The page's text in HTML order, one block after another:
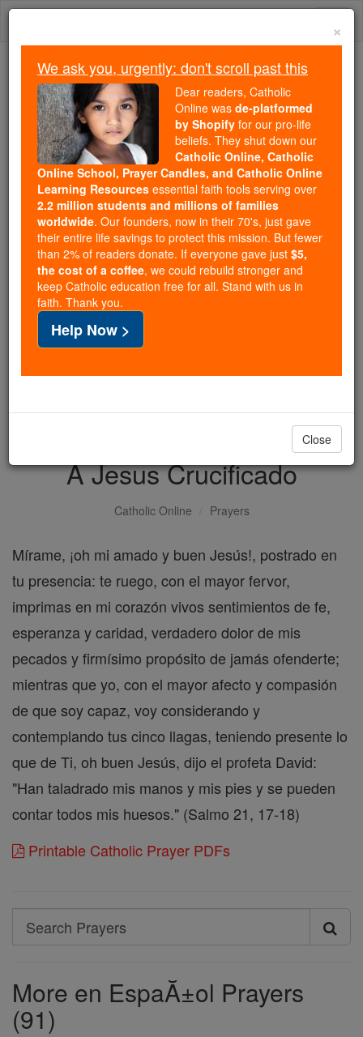
Skip
Because of You, 2.2 Million
Students Are Being Formed in the
Faith
Because of generous supporters like you,
Catholic Online School has already delivered
free, faithful Catholic education to over 2.2
million students across 193 countries. In an age
of noise and algorithms, you are helping form
souls with truth, prayer, Scripture, and Christ.
If everyone who reads this gave just $5 — the
cost of a coffee — we could reach even more
families and keep this life-changing formation
free for all. Be Courageous. Be Catholic. Stand
with us today.
DONATE TODAY >
A Jesus Crucificado
Catholic Online Prayers
Mírame, ¡oh mi amado y buen Jesús!, postrado en
tu presencia: te ruego, con el mayor fervor,
imprimas en mi corazón vivos sentimientos de fe,
esperanza y caridad, verdadero dolor de mis
pecados y firmísimo propósito de jamás ofenderte;
mientras que yo, con el mayor afecto y compasión
de que soy capaz, voy considerando y
contemplando tus cinco llagas, teniendo presente lo
que de Ti, oh buen Jesús, dijo el profeta David:
"Han taladrado mis manos y mis pies y se pueden
contar todos mis huesos." (Salmo 21, 17-18)
Printable Catholic Prayer PDFs
Search
Search
More en EspaĂ±ol Prayers
(91)
×
We ask you, urgently: don't scroll past this
Dear readers, Catholic
Online was de-platformed
by Shopify for our pro-life
beliefs. They shut down our
Catholic Online, Catholic
Online School, Prayer Candles, and Catholic Online
Learning Resources essential faith tools serving over
2.2 million students and millions of families
worldwide. Our founders, now in their 70's, just gave
their entire life savings to protect this mission. But fewer
than 2% of readers donate. If everyone gave just $5,
the cost of a coffee, we could rebuild stronger and
keep Catholic education free for all. Stand with us in
faith. Thank you.
Help Now >
Close